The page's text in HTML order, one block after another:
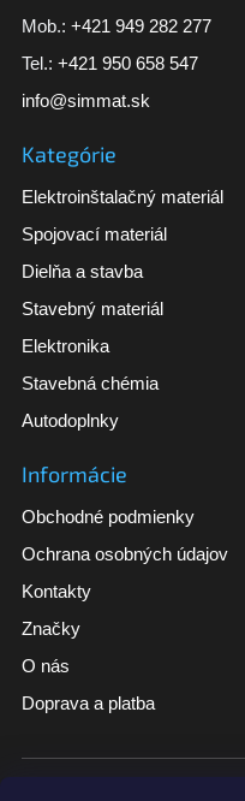
Mob.: +421 949 282 277
Tel.: +421 950 658 547
info@simmat.sk
Kategórie
Elektroinštalačný materiál
Spojovací materiál
Dielňa a stavba
Stavebný materiál
Elektronika
Stavebná chémia
Autodoplnky
Informácie
Obchodné podmienky
Ochrana osobných údajov
Kontakty
Značky
O nás
Doprava a platba